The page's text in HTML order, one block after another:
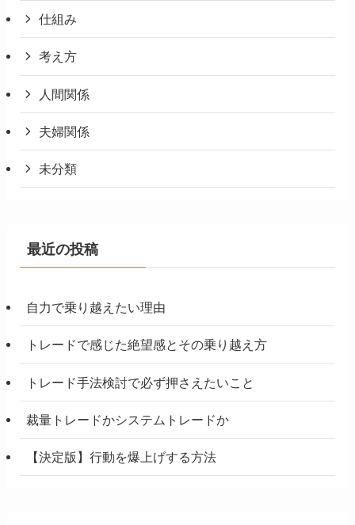
仕組み
考え方
人間関係
夫婦関係
未分類
最近の投稿
自力で乗り越えたい理由
トレードで感じた絶望感とその乗り越え方
トレード手法検討で必ず押さえたいこと
裁量トレードかシステムトレードか
【決定版】行動を爆上げする方法